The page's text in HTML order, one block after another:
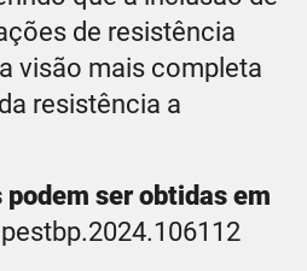
de resistência
visão mais completa
resistência a
ser obtidas em